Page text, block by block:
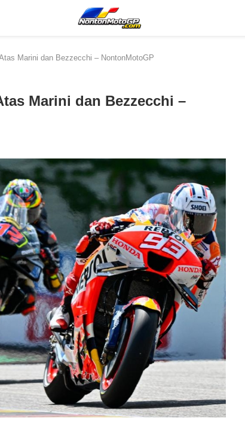
Marini dan Bezzecchi – NontonMotoGP
Marini dan Bezzecchi –